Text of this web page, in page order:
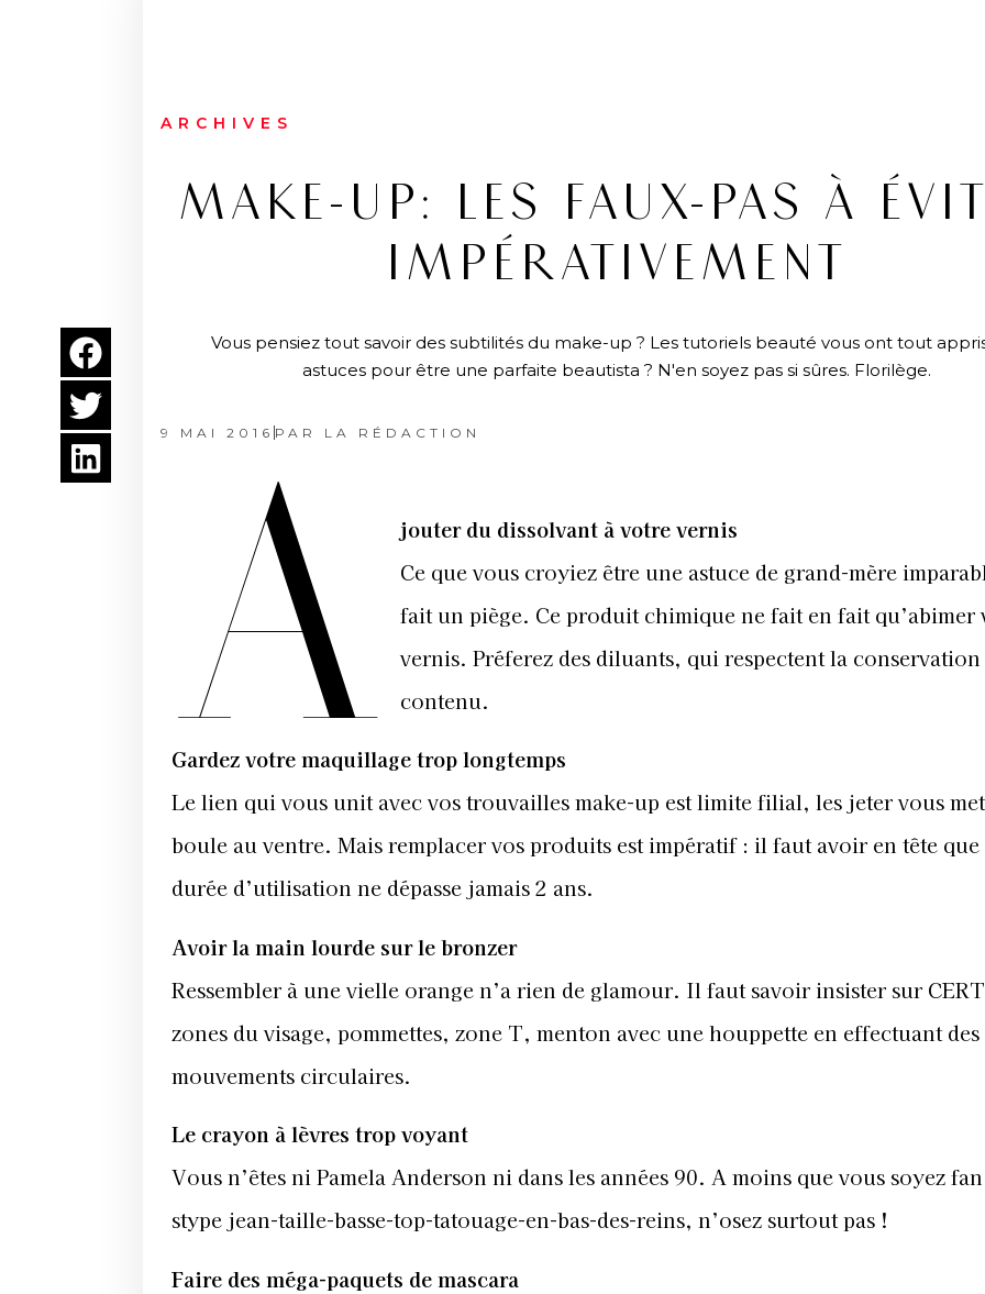
ARCHIVES
MAKE-UP: LES FAUX-PAS À
IMPÉRATIVEMENT
Vous pensiez tout savoir des subtilités du make-up ? Les tutoriels beauté vous ont tout
astuces pour être une parfaite beautista ? N'en soyez pas si sûres. Florilège.
9 MAI 2016 PAR LA RÉDACTION
A
jouter du dissolvant à votre vernis
Ce que vous croyiez être une astuce de grand-mère
fait un piège. Ce produit chimique ne fait en fait qu’abimer
vernis. Préferez des diluants, qui respectent la conservation
contenu.
Gardez votre maquillage trop longtemps
Le lien qui vous unit avec vos trouvailles make-up est limite filial, les jeter vous
boule au ventre. Mais remplacer vos produits est impératif : il faut avoir en tête que
durée d’utilisation ne dépasse jamais 2 ans.
Avoir la main lourde sur le bronzer
Ressembler à une vielle orange n’a rien de glamour. Il faut savoir insister sur
zones du visage, pommettes, zone T, menton avec une houppette en effectuant des
mouvements circulaires.
Le crayon à lèvres trop voyant
Vous n’êtes ni Pamela Anderson ni dans les années 90. A moins que vous soyez
stype jean-taille-basse-top-tatouage-en-bas-des-reins, n’osez surtout pas !
Faire des méga-paquets de mascara